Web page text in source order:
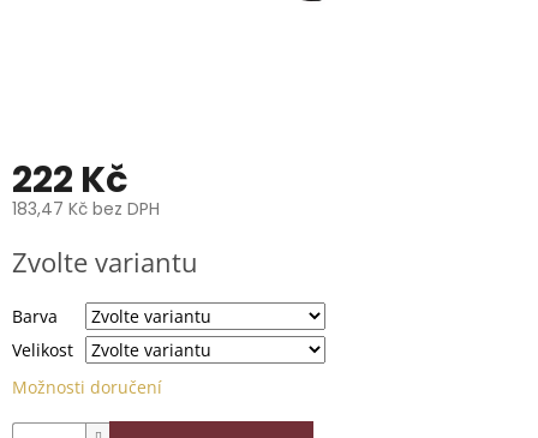
Značky
222 Kč
183,47 Kč bez DPH
cena:
Zvolte variantu
Barva
Velikost
Možnosti doručení